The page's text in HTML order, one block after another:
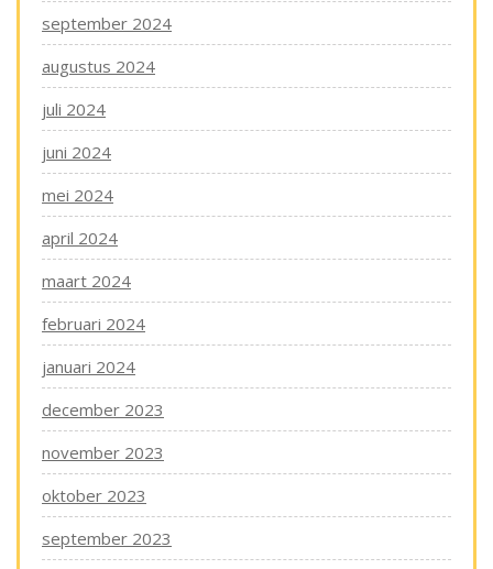
september 2024
augustus 2024
juli 2024
juni 2024
mei 2024
april 2024
maart 2024
februari 2024
januari 2024
december 2023
november 2023
oktober 2023
september 2023